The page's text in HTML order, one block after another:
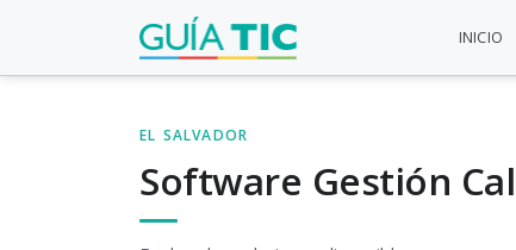
INICIO
EL SALVADOR
Software Gestión